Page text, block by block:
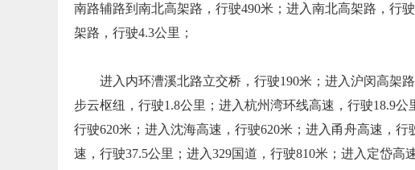
南路辅路到南北高架路，行驶490米；进入南北高架路，行
架路，行驶4.3公里；
进入内环漕溪北路立交桥，行驶190米；进入沪闵高架
步云枢纽，行驶1.8公里；进入杭州湾环线高速，行驶18.9
行驶620米；进入沈海高速，行驶620米；进入甬舟高速，
速，行驶37.5公里；进入329国道，行驶810米；进入定岱